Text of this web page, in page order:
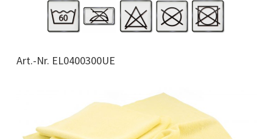
Art.-Nr. EL0400300UE